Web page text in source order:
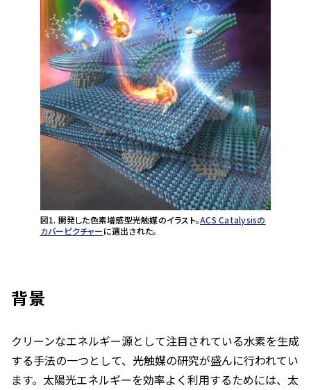
図1. 開発した色素増感型光触媒のイラスト。ACS Catalysisの
カバーピクチャーに選出された。
背景
クリーンなエネルギー源として注目されている水素を生成
する手法の一つとして、光触媒の研究が盛んに行われてい
ます。太陽光エネルギーを効率よく利用するためには、太